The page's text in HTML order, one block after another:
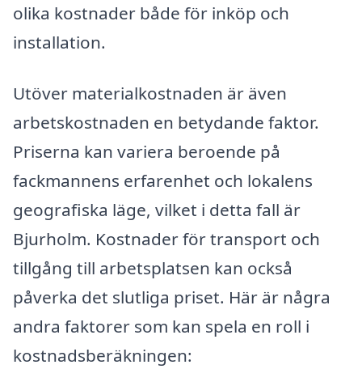
olika kostnader både för inköp och
installation.
Utöver materialkostnaden är även
arbetskostnaden en betydande faktor.
Priserna kan variera beroende på
fackmannens erfarenhet och lokalens
geografiska läge, vilket i detta fall är
Bjurholm. Kostnader för transport och
tillgång till arbetsplatsen kan också
påverka det slutliga priset. Här är några
andra faktorer som kan spela en roll i
kostnadsberäkningen: